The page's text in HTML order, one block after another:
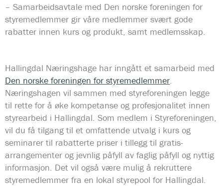
– Samarbeidsavtale med Den norske foreningen for
styremedlemmer gir våre medlemmer svært gode
rabatter innen kurs og produkt, samt medlemsskap.
Hallingdal Næringshage har inngått et samarbeid med
Den norske foreningen for styremedlemmer.
Næringshagen vil sammen med styreforeningen legge
til rette for å øke kompetanse og profesjonalitet innen
styrearbeid i Hallingdal. Som medlem i Styreforeningen,
vil du få tilgang til et omfattende utvalg i kurs og
seminarer til rabatterte priser i tillegg til gratis-
arrangementer og jevnlig påfyll av faglig påfyll og nyttig
informasjon. Det vil også være mulig å rekruttere
styremedlemmer fra en lokal styrepool for Hallingdal.